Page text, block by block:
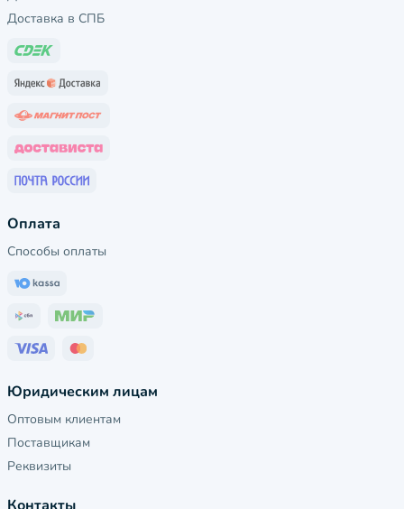
Доставка в СПБ
Оплата
Способы оплаты
Юридическим лицам
Оптовым клиентам
Поставщикам
Реквизиты